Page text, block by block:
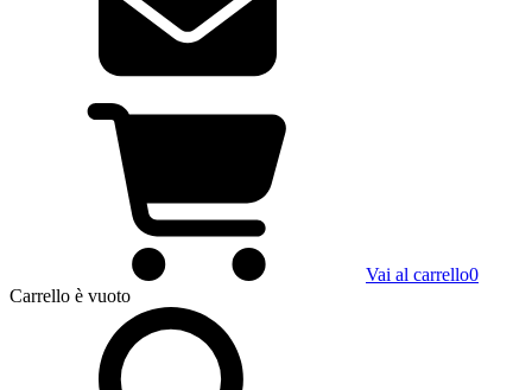
Vai al carrello0
Carrello è vuoto